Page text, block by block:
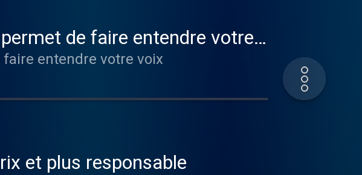
de faire entendre votre
entendre votre voix
en autocar à petit prix et plus responsable